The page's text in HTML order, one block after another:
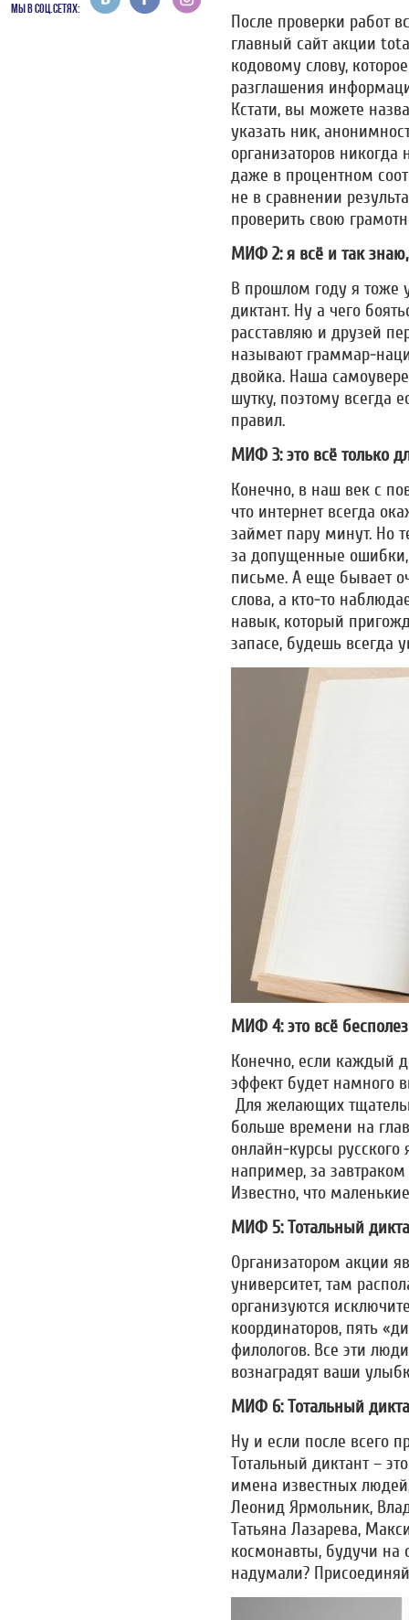
МЫ В СОЦ.СЕТЯХ:
После проверки работ
главный сайт акции
кодовому слову,
разглашения
Кстати, вы можете
указать ник,
организаторов
даже в процентном
не в сравнении
проверить свою
МИФ 2: я всё и так
В прошлом году я тоже
диктант. Ну а чего
расставляю и друзей
называют граммар-
двойка. Наша
шутку, поэтому всегда
правил.
МИФ 3: это всё только
Конечно, в наш век с
что интернет всегда
займет пару минут. Но
за допущенные
письме. А еще бывает
слова, а кто-то
навык, который
запасе, будешь всегда
МИФ 4: это всё
Конечно, если каждый
эффект будет намного
Для желающих
больше времени на
онлайн-курсы
например, за
Известно, что
МИФ 5: Тотальный
Организатором акции
университет, там
организуются
координаторов, пять
филологов. Все эти
вознаградят ваши
МИФ 6: Тотальный
Ну и если после всего
Тотальный диктант –
имена известных
Леонид Ярмольник,
Татьяна Лазарева,
космонавты, будучи на
надумали?